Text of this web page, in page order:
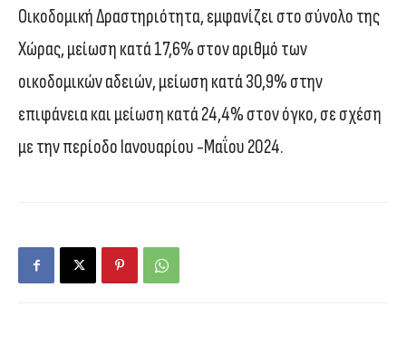
Οικοδομική Δραστηριότητα, εμφανίζει στο σύνολο της
Χώρας, μείωση κατά 17,6% στον αριθμό των
οικοδομικών αδειών, μείωση κατά 30,9% στην
επιφάνεια και μείωση κατά 24,4% στον όγκο, σε σχέση
με την περίοδο Ιανουαρίου -Μαΐου 2024.